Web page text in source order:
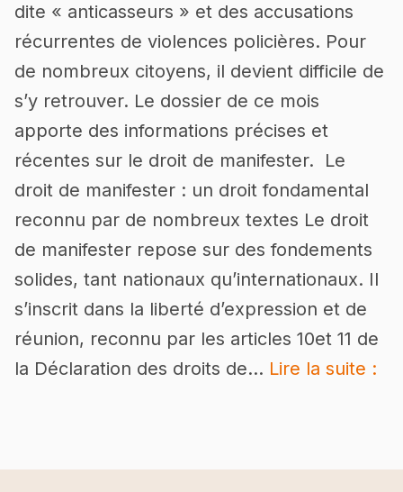
dite « anticasseurs » et des accusations
récurrentes de violences policières. Pour
de nombreux citoyens, il devient difficile de
s’y retrouver. Le dossier de ce mois
apporte des informations précises et
récentes sur le droit de manifester. Le
droit de manifester : un droit fondamental
reconnu par de nombreux textes Le droit
de manifester repose sur des fondements
solides, tant nationaux qu’internationaux. Il
s’inscrit dans la liberté d’expression et de
réunion, reconnu par les articles 10et 11 de
la Déclaration des droits de… Lire la suite :